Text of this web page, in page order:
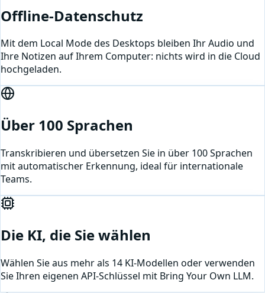
Offline-Datenschutz
Mit dem Local Mode des Desktops bleiben Ihr Audio und
Ihre Notizen auf Ihrem Computer: nichts wird in die Cloud
hochgeladen.
Über 100 Sprachen
Transkribieren und übersetzen Sie in über 100 Sprachen
mit automatischer Erkennung, ideal für internationale
Teams.
Die KI, die Sie wählen
Wählen Sie aus mehr als 14 KI-Modellen oder verwenden
Sie Ihren eigenen API-Schlüssel mit Bring Your Own LLM.